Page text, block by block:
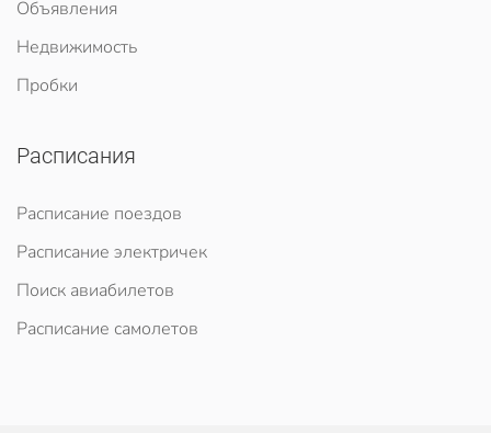
Объявления
Недвижимость
Пробки
Расписания
Расписание поездов
Расписание электричек
Поиск авиабилетов
Расписание самолетов